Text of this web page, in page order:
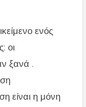
ενός
οι
ξανά .
είναι η μόνη